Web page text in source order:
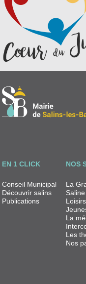
EN 1 CLICK
Conseil Municipal
Découvrir salins
Publications
NOS
La
Saline
Loisirs
La
Les
Nos